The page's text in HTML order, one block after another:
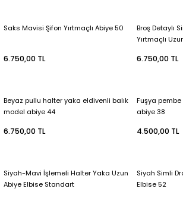
Saks Mavisi Şifon Yırtmaçlı Abiye 50
6.750,00 TL
Broş Detaylı
Yırtmaçlı
6.750,00 TL
Beyaz pullu halter yaka eldivenli balık
model abiye 44
6.750,00 TL
Fuşya
abiye 38
4.500,00 TL
Siyah-Mavi İşlemeli Halter Yaka Uzun
Abiye Elbise Standart
Siyah Simli
Elbise 52